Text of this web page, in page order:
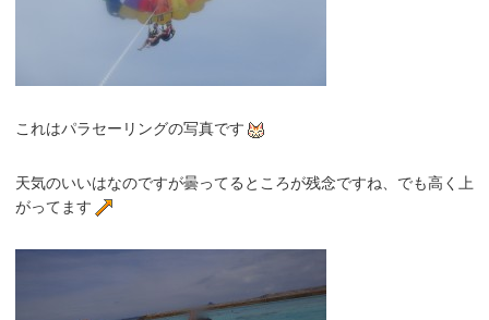
これはパラセーリングの写真です
天気のいいはなのですが曇ってるところが残念ですね、でも高く上
がってます